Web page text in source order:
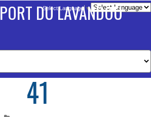
Select Language ▼
PORT DU LAVANDOU
41